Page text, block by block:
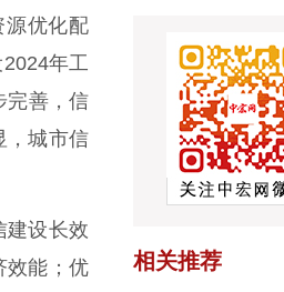
源优化配
年工
完善，信
，城市信
设长效
效能；优
相关推荐